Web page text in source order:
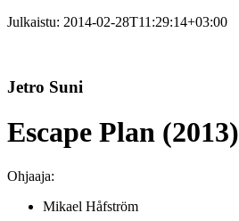
Julkaistu: 2014-02-28T11:29:14+03:00
Jetro Suni
Escape Plan (2013)
Ohjaaja:
Mikael Håfström